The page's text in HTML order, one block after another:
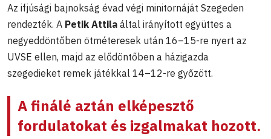
Az ifjúsági bajnokság évad végi minitornáját Szegeden
rendezték. A Petik Attila által irányított együttes a
negyeddöntőben ötméteresek után 16–15-re nyert az
UVSE ellen, majd az elődöntőben a házigazda
szegedieket remek játékkal 14–12-re győzött.
A finálé aztán elképesztő
fordulatokat és izgalmakat hozott.